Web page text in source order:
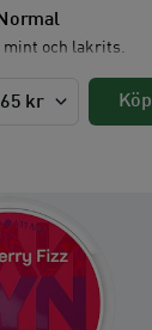
mint och lakrits.
65 kr Köp